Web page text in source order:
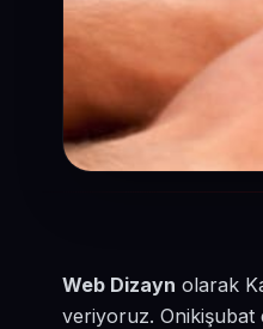
Web Dizayn olarak
veriyoruz. Onikişubat